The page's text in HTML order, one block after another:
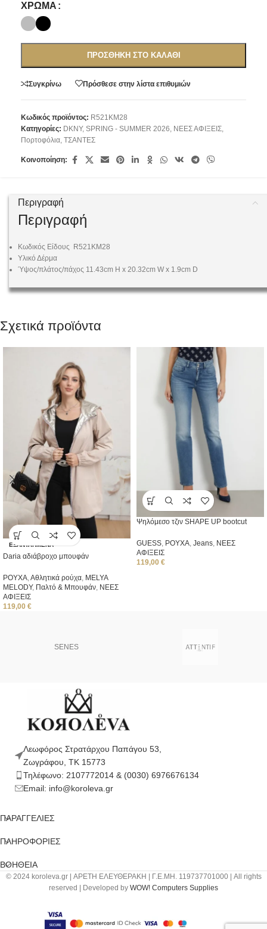
ΧΡΏΜΑ
ΠΡΟΣΘΉΚΗ ΣΤΟ ΚΑΛΆΘΙ
Συγκρίνω Πρόσθεσε στην λίστα επιθυμιών
Κωδικός προϊόντος: R521KM28
Κατηγορίες: DKNY, SPRING - SUMMER 2026, ΝΕΕΣ ΑΦΙΞΕΙΣ,
Πορτοφόλια, ΤΣΑΝΤΕΣ
Κοινοποίηση:
Περιγραφή
Περιγραφή
Κωδικός Είδους
R521KM28
Υλικό Δέρμα
Ύψος/πλάτος/πάχος 11.43cm H x 20.32cm W x 1.9cm D
Σχετικά προϊόντα
ΕΞΑΝΤΛΗΜΈΝΑ
Daria αδιάβροχο μπουφάν
ΡΟΥΧΑ,Αθλητικά ρούχα, ΜΕLYA
MELODY, Παλτό & Μπουφάν, ΝΕΕΣ
ΑΦΙΞΕΙΣ
119,00 €
Ψηλόμεσο τζιν SHAPE UP bootcut
GUESS, ΡΟΥΧΑ, Jeans, ΝΕΕΣ
ΑΦΙΞΕΙΣ
119,00 €
SENES
Λεωφόρος Στρατάρχου Παπάγου 53,
Ζωγράφου, ΤΚ 15773
Τηλέφωνο: 2107772014 & (0030) 6976676134
Email: info@koroleva.gr
ΠΑΡΑΓΓΕΛΊΕΣ
ΠΛΗΡΟΦΟΡΙΕΣ
ΒΟΉΘΕΙΑ
© 2024 koroleva.gr | ΑΡΕΤΗ ΕΛΕΥΘΕΡΑΚΗ | Γ.Ε.ΜΗ. 119737701000 | All rights
reserved | Developed by WOW! Computers Supplies